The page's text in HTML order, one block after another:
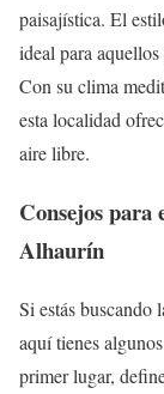
paisajística. El
ideal para
Con su clima
esta localidad
aire libre.
Consejos para
Alhaurín
Si estás buscando
aquí tienes
primer lugar,